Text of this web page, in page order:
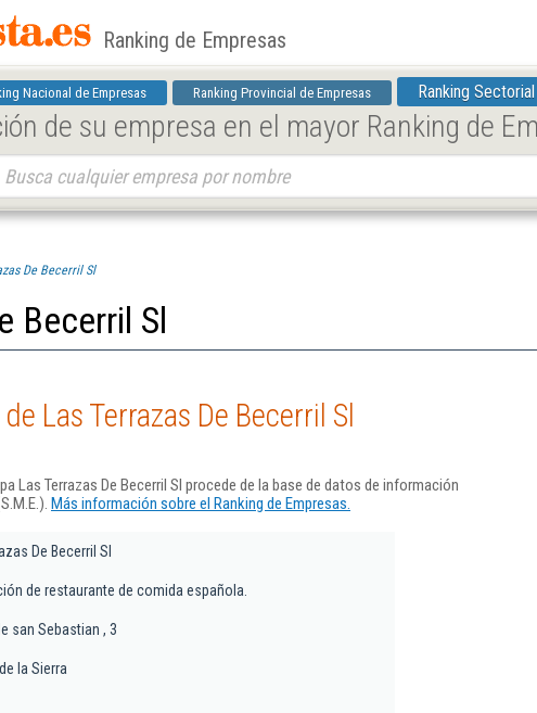
Ranking de Empresas
Nacional de Empresas Ranking Provincial de Empresas Ranking
de su empresa en el mayor Ranking de
De Becerril Sl
Becerril Sl
Las Terrazas De Becerril Sl
Las Terrazas De Becerril Sl procede de la base de datos de información
Más información sobre el Ranking de Empresas.
De Becerril Sl
de restaurante de comida española.
san Sebastian , 3
la Sierra